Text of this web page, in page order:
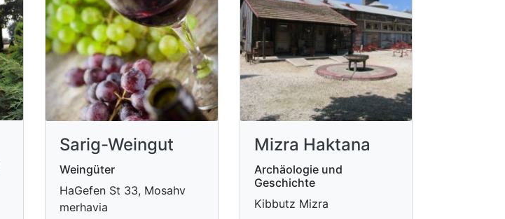
Sarig-Weingut
Weingüter
HaGefen St 33, Mosahv
merhavia
Mizra Haktana
Archäologie und
Geschichte
Kibbutz Mizra